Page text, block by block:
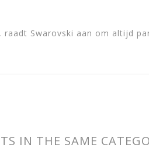
Swarovski aan om altijd
IN THE SAME